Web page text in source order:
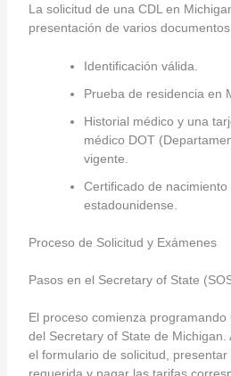
La solicitud de una CDL en
presentación de varios
Identificación válida.
Prueba de residencia en
Historial médico y una
médico DOT
vigente.
Certificado de nacimiento
estadounidense.
Proceso de Solicitud y Exámenes
Pasos en el Secretary of State
El proceso comienza
del Secretary of State de
el formulario de solicitud,